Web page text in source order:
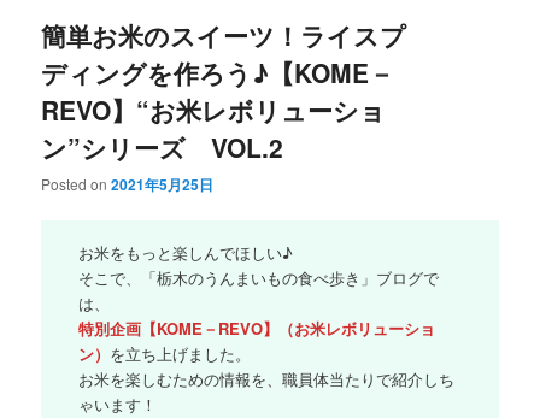
簡単お米のスイーツ！ライスプ
ディングを作ろう♪【KOME－
REVO】“お米レボリューショ
ン”シリーズ VOL.2
Posted on2021年5月25日
お米をもっと楽しんでほしい♪
そこで、「栃木のうんまいもの食べ歩き」ブログで
は、
特別企画【KOME－REVO】（お米レボリューショ
ン） を立ち上げました。
お米を楽しむための情報を、職員体当たりで紹介しち
ゃいます！